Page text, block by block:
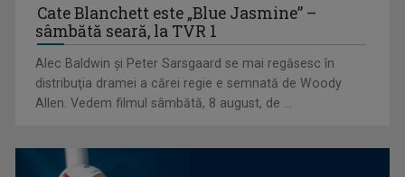
„E cool să fii cult!”, în curând la TVR 1 și TVR 2
Cate Blanchett este „Blue Jasmine” –
sâmbătă seară, la TVR 1
Alec Baldwin şi Peter Sarsgaard se mai regăsesc în
distribuţia dramei a cărei regie e semnată de Woody
Allen. Vedem filmul sâmbătă, 8 august, de ...